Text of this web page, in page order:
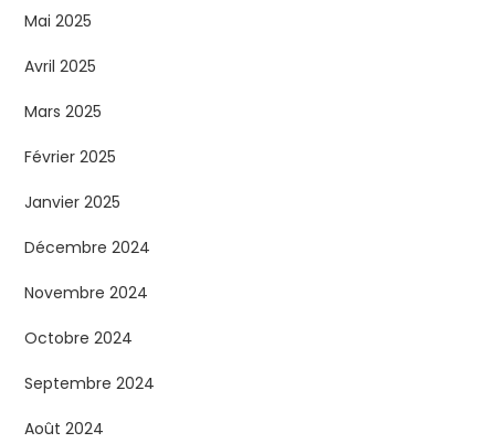
a
t
i
o
n
s
Mai 2025
Avril 2025
Mars 2025
Février 2025
Janvier 2025
Décembre 2024
Novembre 2024
Octobre 2024
Septembre 2024
Août 2024